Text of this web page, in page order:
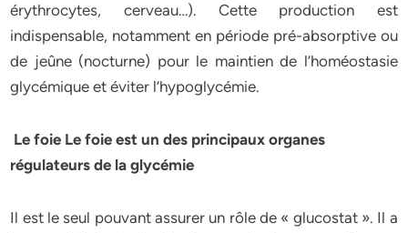
érythrocytes, cerveau…). Cette production est
indispensable, notamment en période pré-absorptive ou
de jeûne (nocturne) pour le maintien de l’homéostasie
glycémique et éviter l’hypoglycémie.
Le foie Le foie est un des principaux organes
régulateurs de la glycémie
Il est le seul pouvant assurer un rôle de « glucostat ». Il a